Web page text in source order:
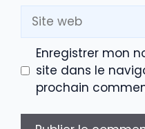
Site
web
Enregistrer mon
site dans le
prochain